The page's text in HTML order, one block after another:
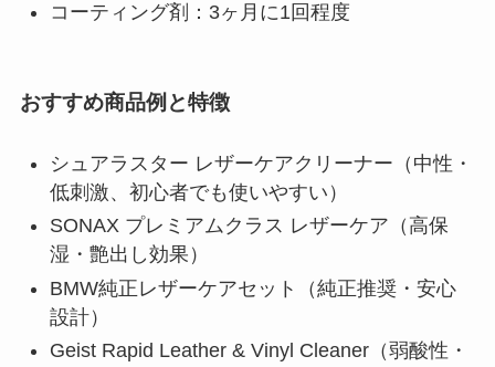
コーティング剤：3ヶ月に1回程度
おすすめ商品例と特徴
シュアラスター レザーケアクリーナー（中性・
低刺激、初心者でも使いやすい）
SONAX プレミアムクラス レザーケア（高保
湿・艶出し効果）
BMW純正レザーケアセット（純正推奨・安心
設計）
Geist Rapid Leather & Vinyl Cleaner（弱酸性・